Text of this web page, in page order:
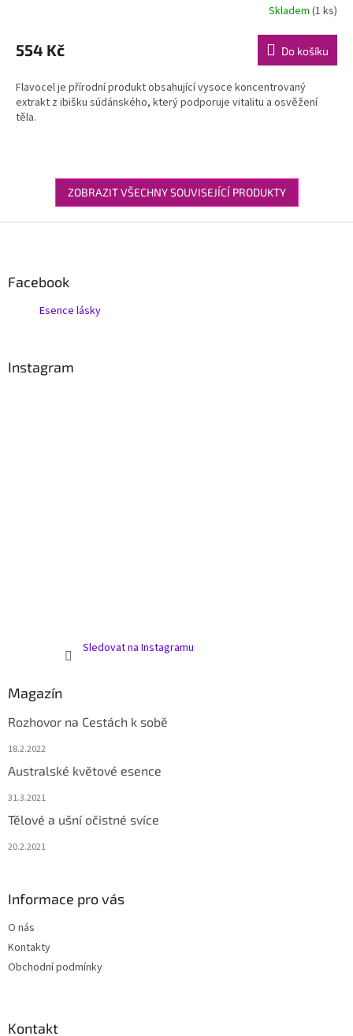
Skladem (1 ks)
554 Kč Do košíku
Flavocel je přírodní produkt obsahující vysoce koncentrovaný
extrakt z ibišku súdánského, který podporuje vitalitu a osvěžení
těla.
ZOBRAZIT VŠECHNY SOUVISEJÍCÍ PRODUKTY
Facebook
Esence lásky
Instagram
Sledovat na Instagramu
Magazín
Rozhovor na Cestách k sobě
18.2.2022
Australské květové esence
31.3.2021
Tělové a ušní očistné svíce
20.2.2021
Informace pro vás
O nás
Kontakty
Obchodní podmínky
Kontakt